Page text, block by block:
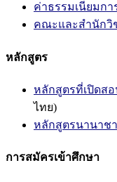
ค่าธรรมเนียมกา
คณะและสำนักวิ
หลักสูตร
หลักสูตรที่เปิดส
ไทย)
หลักสูตรนานาช
การสมัครเข้าศึกษา